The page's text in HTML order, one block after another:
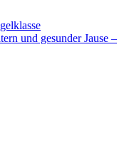
und gesunder Jause –